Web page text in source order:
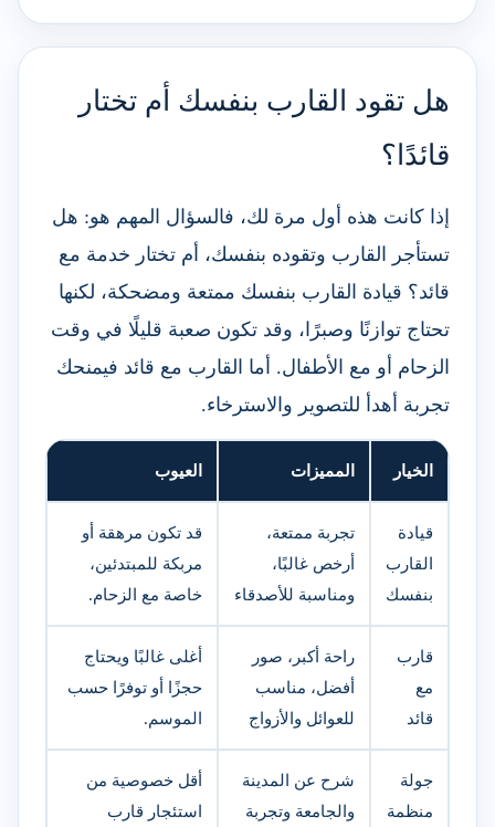
هل تقود القارب بنفسك أم تختار
قائدًا؟
إذا كانت هذه أول مرة لك، فالسؤال المهم هو: هل
تستأجر القارب وتقوده بنفسك، أم تختار خدمة مع
قائد؟ قيادة القارب بنفسك ممتعة ومضحكة، لكنها
تحتاج توازنًا وصبرًا، وقد تكون صعبة قليلًا في وقت
الزحام أو مع الأطفال. أما القارب مع قائد فيمنحك
تجربة أهدأ للتصوير والاسترخاء.
الخيار المميزات العيوب
قيادة
القارب
بنفسك
تجربة ممتعة،
أرخص غالبًا،
ومناسبة للأصدقاء
قد تكون مرهقة أو
مربكة للمبتدئين،
خاصة مع الزحام.
قارب
مع
قائد
راحة أكبر، صور
أفضل، مناسب
للعوائل والأزواج
أغلى غالبًا ويحتاج
حجزًا أو توفرًا حسب
الموسم.
جولة
منظمة
شرح عن المدينة
والجامعة وتجربة
أقل خصوصية من
استئجار قارب